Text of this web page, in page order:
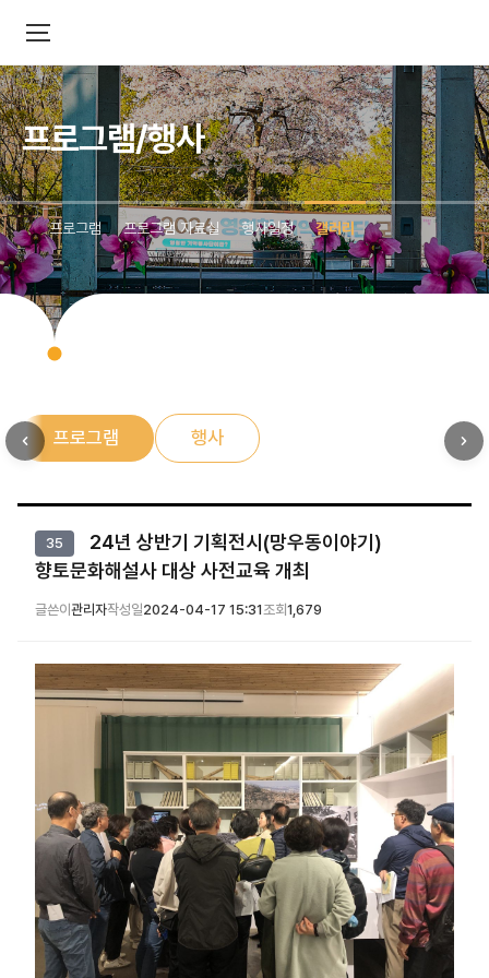
프로그램 프로그램 자료실 행사일정 갤러리
프로그램/행사
프로그램 행사
35
24년 상반기 기획전시(망우동이야기)
향토문화해설사 대상 사전교육 개최
글쓴이 관리자작성일2024-04-17 15:31조회 1,679